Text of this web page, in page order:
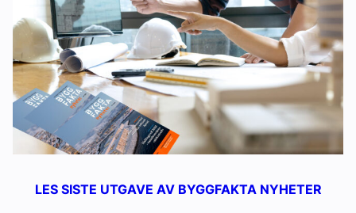
LES SISTE UTGAVE AV BYGGFAKTA NYHETER